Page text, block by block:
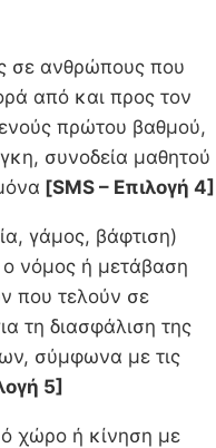
σε ανθρώπους που
από και προς τον
πρώτου βαθμού,
συνοδεία μαθητού
[SMS – Επιλογή 4]
γάμος, βάφτιση)
νόμος ή μετάβαση
που τελούν σε
τη διασφάλιση της
σύμφωνα με τις
5]
χώρο ή κίνηση με